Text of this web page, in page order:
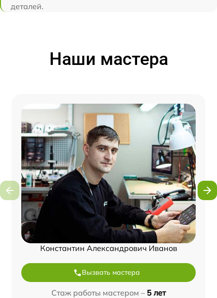
деталей.
Наши мастера
Константин Александрович Иванов
Вызвать мастера
Стаж работы мастером – 5 лет